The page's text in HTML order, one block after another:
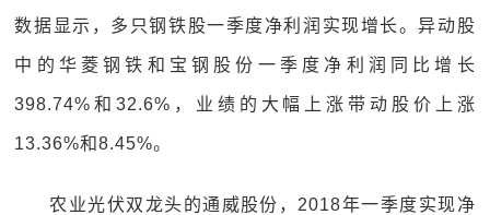
数据显示，多只钢铁股一季度净利润实现增长。异动股
中的华菱钢铁和宝钢股份一季度净利润同比增长
398.74%和32.6%，业绩的大幅上涨带动股价上涨
13.36%和8.45%。
农业光伏双龙头的通威股份，2018年一季度实现净